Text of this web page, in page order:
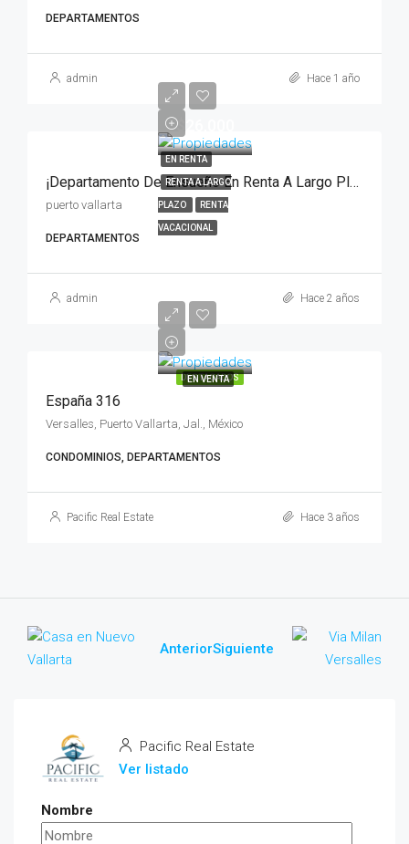
DEPARTAMENTOS
admin Hace 1 año
EN RENTA
RENTA A LARGO
PLAZO RENTA
VACACIONAL
$26,000
¡Departamento De Ensueño En Renta A Largo Plazo En Puerto Vallarta!
puerto vallarta
DEPARTAMENTOS
admin Hace 2 años
DESTACADOS
EN VENTA
España 316
Versalles, Puerto Vallarta, Jal., México
CONDOMINIOS, DEPARTAMENTOS
Pacific Real Estate Hace 3 años
AnteriorSiguiente
Pacific Real Estate
Ver listado
Nombre